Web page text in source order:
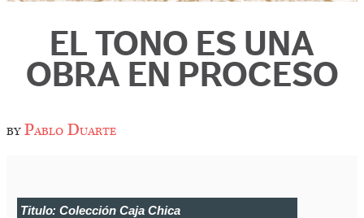
EL TONO ES UNA
OBRA EN PROCESO
byPablo Duarte
Titulo:Colección Caja Chica